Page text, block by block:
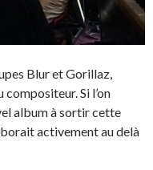
Blur et Gorillaz,
compositeur. Si l’on
album à sortir cette
activement au delà